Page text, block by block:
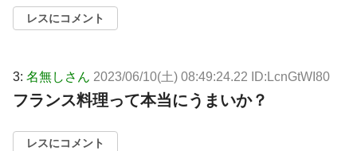
レスにコメント
3: 名無しさん 2023/06/10(土) 08:49:24.22 ID:LcnGtWI80
フランス料理って本当にうまいか？
レスにコメント